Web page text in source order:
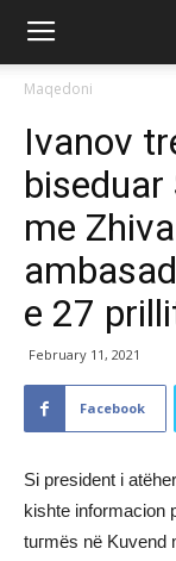
Maqedoni
Ivanov
me
e 27
February 11, 2021
Facebook
Si president i
kishte informacion
tuгmës në Kuvend